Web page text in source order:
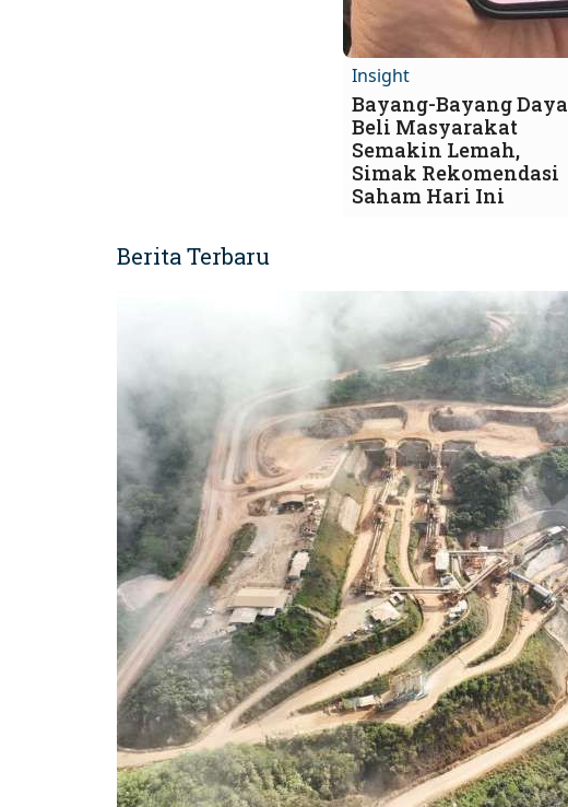
Insight
Bayang-Bayang Daya
Beli Masyarakat
Semakin Lemah,
Simak Rekomendasi
Saham Hari Ini
Berita Terbaru